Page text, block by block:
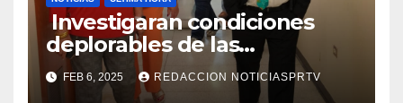
Investigaran condiciones
deplorables de las
facilidades el Departamento
de la Salud en Mayagüez
FEB 6, 2025 REDACCION NOTICIASPRTV